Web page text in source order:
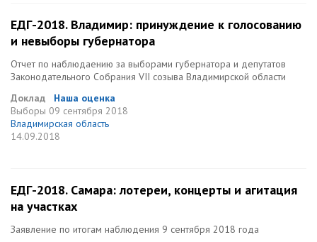
ЕДГ-2018. Владимир: принуждение к голосованию
и невыборы губернатора
Отчет по наблюдаению за выборами губернатора и депутатов
Законодательного Собрания VII созыва Владимирской области
Доклад
Наша оценка
Выборы 09 сентября 2018
Владимирская область
14.09.2018
ЕДГ-2018. Самара: лотереи, концерты и агитация
на участках
Заявление по итогам наблюдения 9 сентября 2018 года